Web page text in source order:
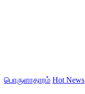
பொருளாதாரம் Hot News